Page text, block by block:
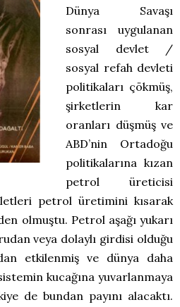
Dünya Savaşı
sonrası uygulanan
sosyal devlet /
sosyal refah devleti
politikaları çökmüş,
şirketlerin kar
oranları düşmüş ve
ABD’nin Ortadoğu
politikalarına kızan
petrol üreticisi
petrol üretimini kısarak
olmuştu. Petrol aşağı yukarı
veya dolaylı girdisi olduğu
etkilenmiş ve dünya daha
kucağına yuvarlanmaya
de bundan payını alacaktı.